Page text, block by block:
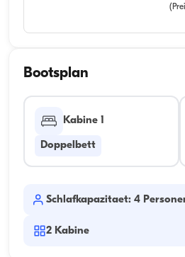
Bootsplan
Kabine 1
Doppelbett
Schlafkapazitaet: 4
2 Kabine